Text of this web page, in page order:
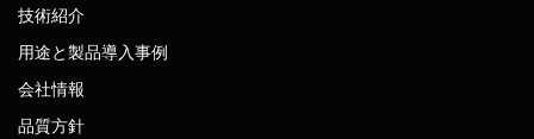
技術紹介
用途と製品導入事例
会社情報
品質方針